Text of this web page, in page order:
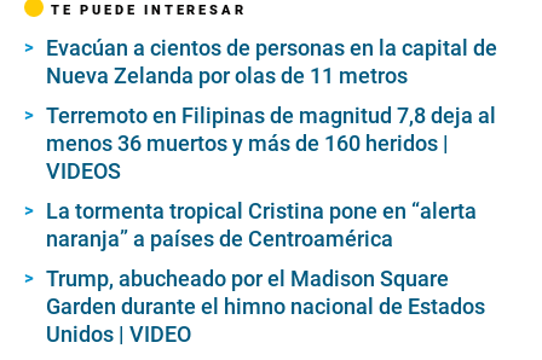
TE PUEDE INTERESAR
Evacúan a cientos de personas en la capital de
Nueva Zelanda por olas de 11 metros
Terremoto en Filipinas de magnitud 7,8 deja al
menos 36 muertos y más de 160 heridos |
VIDEOS
La tormenta tropical Cristina pone en “alerta
naranja” a países de Centroamérica
Trump, abucheado por el Madison Square
Garden durante el himno nacional de Estados
Unidos | VIDEO